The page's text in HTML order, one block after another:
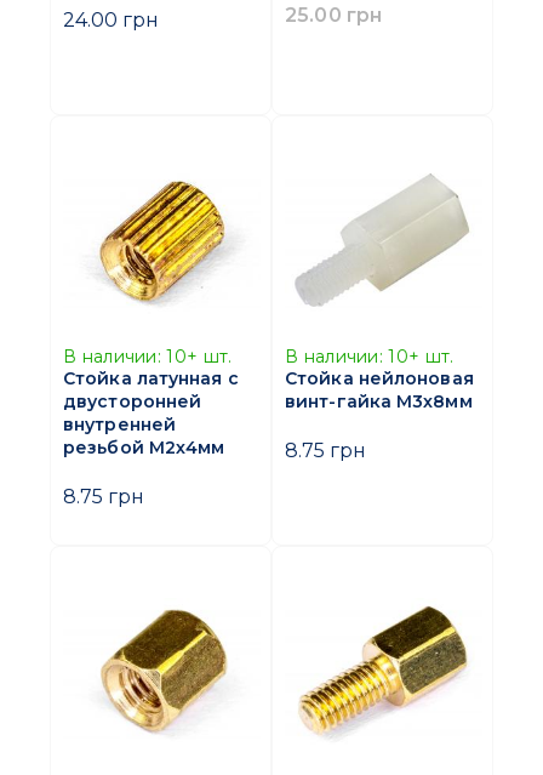
24.00 грн 25.00 грн
В наличии: 10+ шт.
Стойка латунная с
двусторонней
внутренней
резьбой M2х4мм
8.75 грн
В наличии: 10+ шт.
Стойка нейлоновая
винт-гайка M3х8мм
8.75 грн